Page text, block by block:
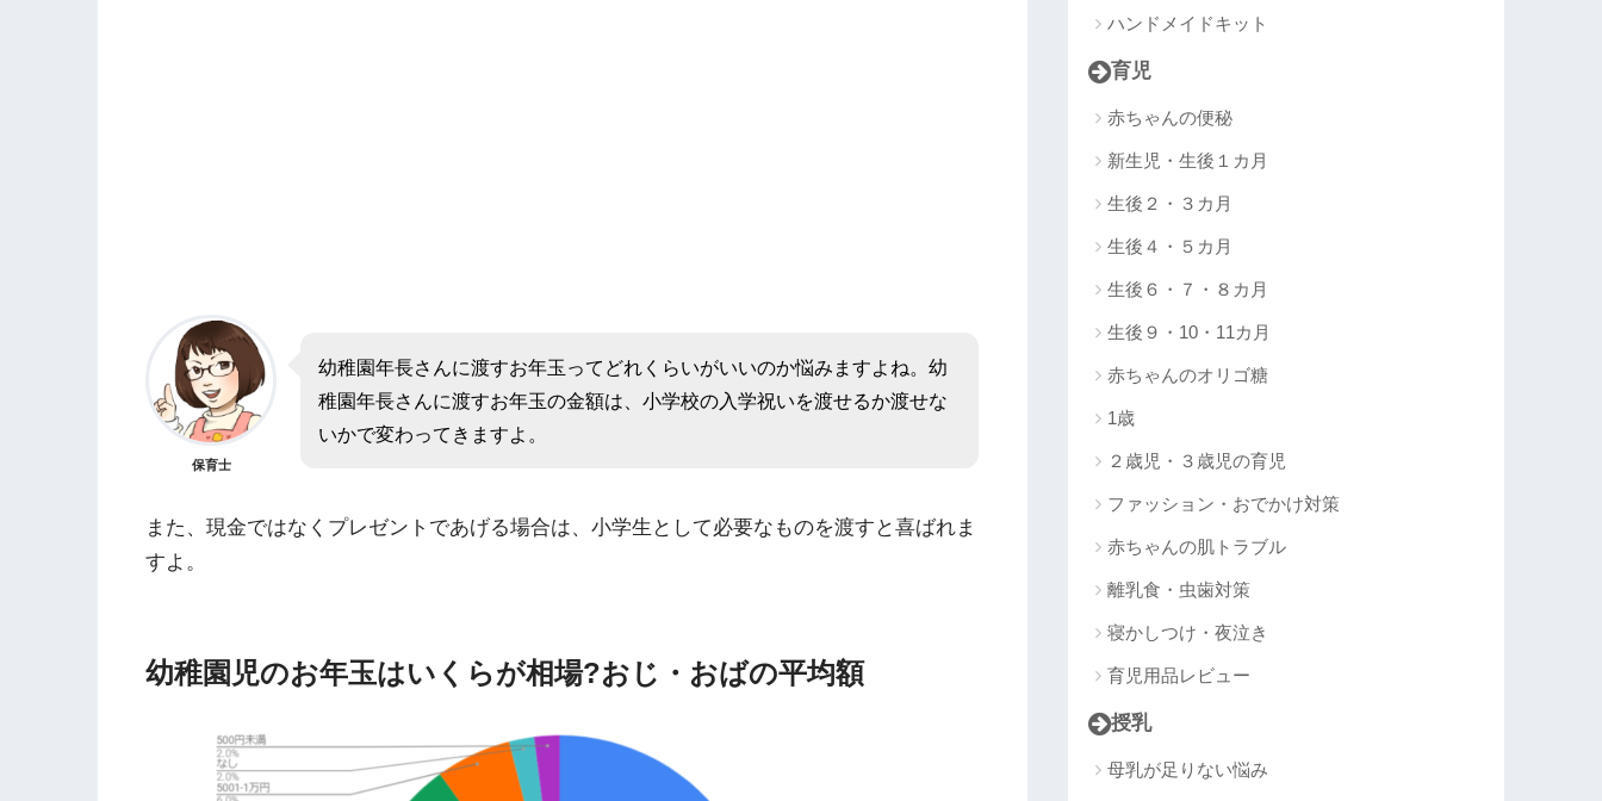
保育士
幼稚園年長さんに渡すお年玉ってどれくらいがいいのか悩みますよね。幼
稚園年長さんに渡すお年玉の金額は、小学校の入学祝いを渡せるか渡せな
いかで変わってきますよ。
また、現金ではなくプレゼントであげる場合は、小学生として必要なものを渡すと喜ばれま
すよ。
幼稚園児のお年玉はいくらが相場?おじ・おばの平均額
ハンドメイドキット
育児
赤ちゃんの便秘
新生児・生後１カ月
生後２・３カ月
生後４・５カ月
生後６・７・８カ月
生後９・10・11カ月
赤ちゃんのオリゴ糖
1歳
２歳児・３歳児の育児
ファッション・おでかけ対策
赤ちゃんの肌トラブル
離乳食・虫歯対策
寝かしつけ・夜泣き
育児用品レビュー
授乳
母乳が足りない悩み